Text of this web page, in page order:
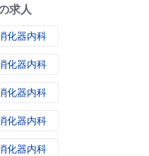
求人
化器内科
化器内科
化器内科
化器内科
化器内科